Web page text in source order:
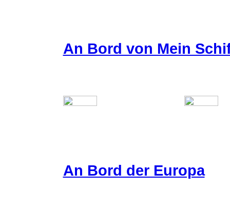
An Bord von Mein
An Bord der Europa